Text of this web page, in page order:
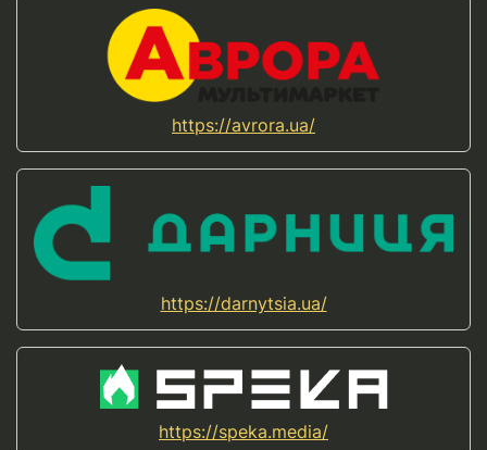
https://avrora.ua/
https://darnytsia.ua/
https://speka.media/